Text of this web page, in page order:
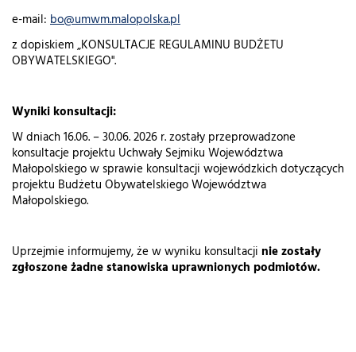
e-mail: bo@umwm.malopolska.pl
z dopiskiem „KONSULTACJE REGULAMINU BUDŻETU
OBYWATELSKIEGO".
Wyniki konsultacji:
W dniach 16.06. – 30.06. 2026 r. zostały przeprowadzone
konsultacje projektu Uchwały Sejmiku Województwa
Małopolskiego w sprawie konsultacji wojewódzkich dotyczących
projektu Budżetu Obywatelskiego Województwa
Małopolskiego.
Uprzejmie informujemy, że w wyniku konsultacji nie zostały
zgłoszone żadne stanowiska uprawnionych podmiotów.